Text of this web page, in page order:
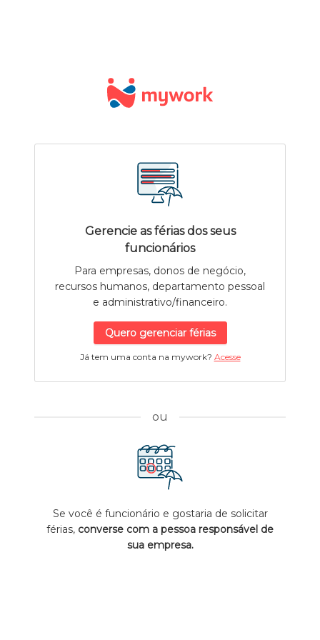
Gerencie as férias dos seus
funcionários
Para empresas, donos de negócio,
recursos humanos, departamento pessoal
e administrativo/financeiro.
Quero gerenciar férias
Já tem uma conta na mywork? Acesse
ou
Se você é funcionário e gostaria de solicitar
férias, converse com a pessoa responsável de
sua empresa.